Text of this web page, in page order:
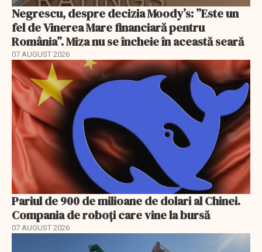
Negrescu, despre decizia Moody’s: ”Este un
fel de Vinerea Mare financiară pentru
România”. Miza nu se încheie în această seară
07 AUGUST 2026
Pariul de 900 de milioane de dolari al Chinei.
Compania de roboți care vine la bursă
07 AUGUST 2026